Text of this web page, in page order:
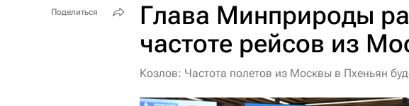
Глава Минприроды
частоте рейсов из
Козлов: Частота полетов из Москвы в Пхеньян
Поделиться